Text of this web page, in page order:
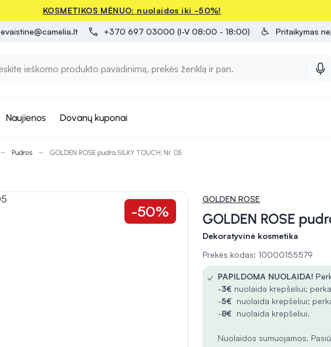
KOSMETIKOS MĖNUO: nuolaidos iki -50%!
evaistine@camelia.lt +370 697 03000 (I-V 08:00 - 18:00) Pritaikymas
Naujienos Dovanų kuponai
Pudros GOLDEN ROSE pudra SILKY TOUCH, Nr. 05
-50%
GOLDEN ROSE
GOLDEN ROSE
Dekoratyvinė kosmetika
Prekės kodas: 10000155579
✓ PAPILDOMA NUOLAIDA!
-3€ nuolaida krepšeliui;
-5€ nuolaida krepšeliui;
-8€ nuolaida krepšeliui.
Nuolaidos sumuojamos.